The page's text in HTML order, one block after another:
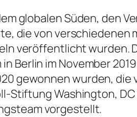
globalen Süden, den
die von
veröffentlicht wurden.
Berlin im November
gewonnen wurden,
Stiftung Washington,
vorgestellt.